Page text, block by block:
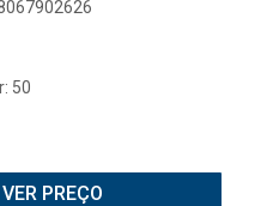
50
PREÇO